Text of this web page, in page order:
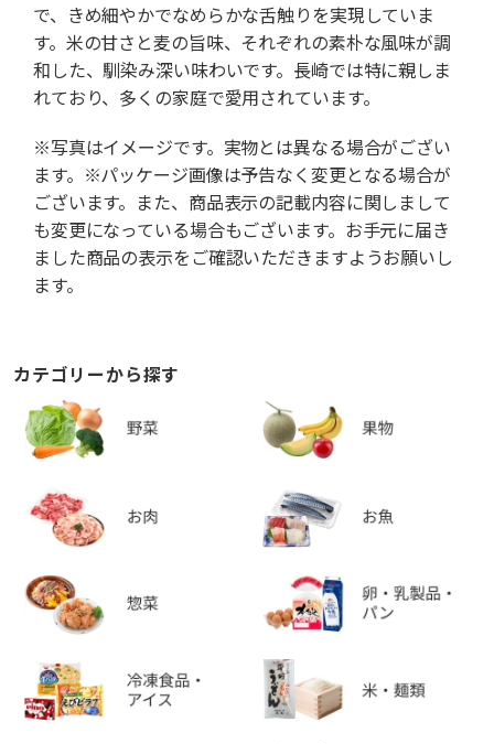
で、きめ細やかでなめらかな舌触りを実現していま
す。米の甘さと麦の旨味、それぞれの素朴な風味が調
和した、馴染み深い味わいです。長崎では特に親しま
れており、多くの家庭で愛用されています。
※写真はイメージです。実物とは異なる場合がござい
ます。※パッケージ画像は予告なく変更となる場合が
ございます。また、商品表示の記載内容に関しまして
も変更になっている場合もございます。お手元に届き
ました商品の表示をご確認いただきますようお願いし
ます。
カテゴリーから探す